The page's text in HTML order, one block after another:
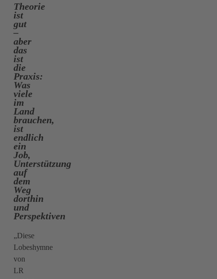
Theorie
ist
gut
–
aber
das
ist
die
Praxis:
Was
viele
im
Land
brauchen,
ist
endlich
ein
Job,
Unterstützung
auf
dem
Weg
dorthin
und
Perspektiven
„Diese
Lobeshymne
von
LR